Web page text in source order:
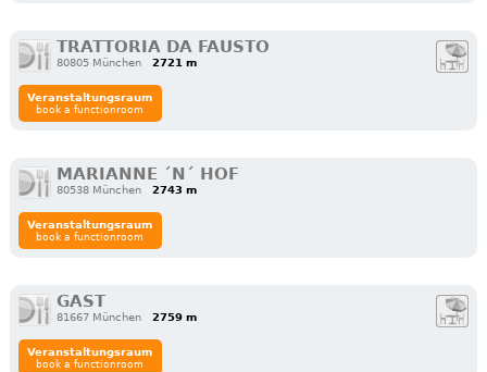
TRATTORIA DA FAUSTO
80805 München 2721 m
Veranstaltungsraum
book a functionroom
MARIANNE ´N´ HOF
80538 München 2743 m
Veranstaltungsraum
book a functionroom
GAST
81667 München 2759 m
Veranstaltungsraum
book a functionroom